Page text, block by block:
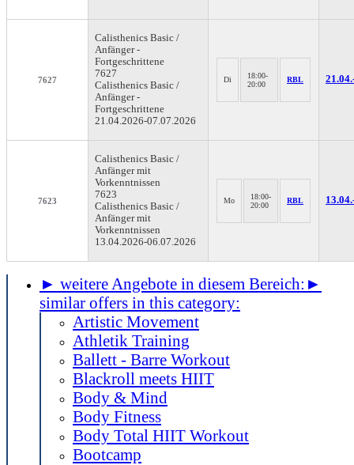
7627
Calisthenics Basic /
Anfänger -
Fortgeschrittene
7627
Calisthenics Basic /
Anfänger -
Fortgeschrittene
21.04.2026-07.07.2026
Di
18:00-
20:00
RBL
7623
Calisthenics Basic /
Anfänger mit
Vorkenntnissen
7623
Calisthenics Basic /
Anfänger mit
Vorkenntnissen
13.04.2026-06.07.2026
Mo
18:00-
20:00
RBL
► weitere Angebote in diesem Bereich: ►
similar offers in this category:
Artistic Movement
Athletik Training
Ballett - Barre Workout
Blackroll meets HIIT
Body & Mind
Body Fitness
Body Total HIIT Workout
Bootcamp